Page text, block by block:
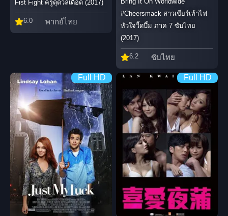
Fist Fight ครูดุดวลเดือด (2017)
6.0 พากย์ไทย
#Cheersmack สาวเชียร์เท้าไฟ
หัวใจวี้ดบึ้ม ภาค 7 ซับไทย
(2017)
6.2 ซับไทย
Full HD Full HD